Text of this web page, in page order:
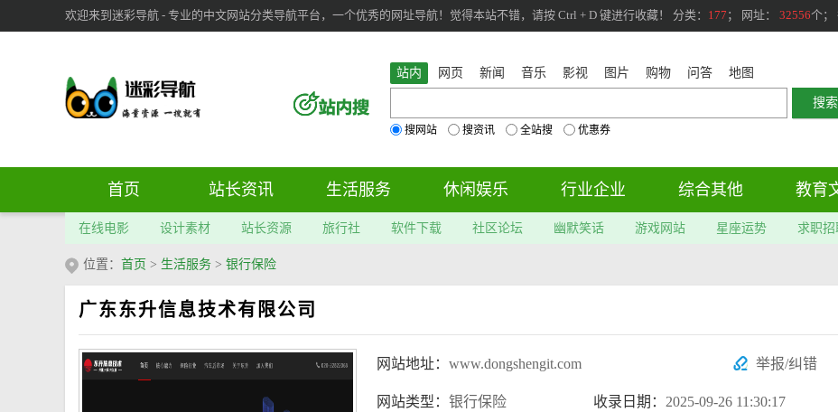
欢迎来到迷彩导航 - 专业的中文网站分类导航平台，一个优秀的网址导航！觉得本站不错，请按 Ctrl + D 键进行收藏！ 分类： 177 ； 网址： 32556个；
站内 网页 新闻 音乐 影视 图片 购物 问答 地图
搜网站 搜资讯 全站搜 优惠券
首页 站长资讯 生活服务 休闲娱乐 行业企业 综合其他 教育
在线电影 设计素材 站长资源 旅行社 软件下载 社区论坛 幽默笑话 游戏网站 星座运势 求职招
位置： 首页 > 生活服务 > 银行保险
广东东升信息技术有限公司
网站地址： www.dongshengit.com 举报/纠错
网站类型： 银行保险 收录日期： 2025-09-26 11:30:17